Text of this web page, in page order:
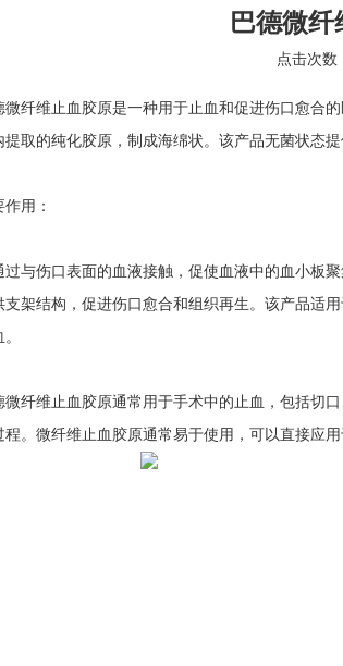
巴德微
点击次数
微纤维止血胶原是一种用于止血和促进伤口愈合
提取的纯化胶原，制成海绵状。该产品无菌状态提
用：
伤口表面的血液接触，促使血液中的血小板聚
支架结构，促进伤口愈合和组织再生。该产品适
维止血胶原通常用于手术中的止血，包括切口
程。微纤维止血胶原通常易于使用，可以直接应